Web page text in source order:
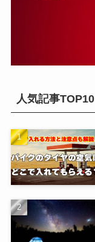
人気記事TOP10